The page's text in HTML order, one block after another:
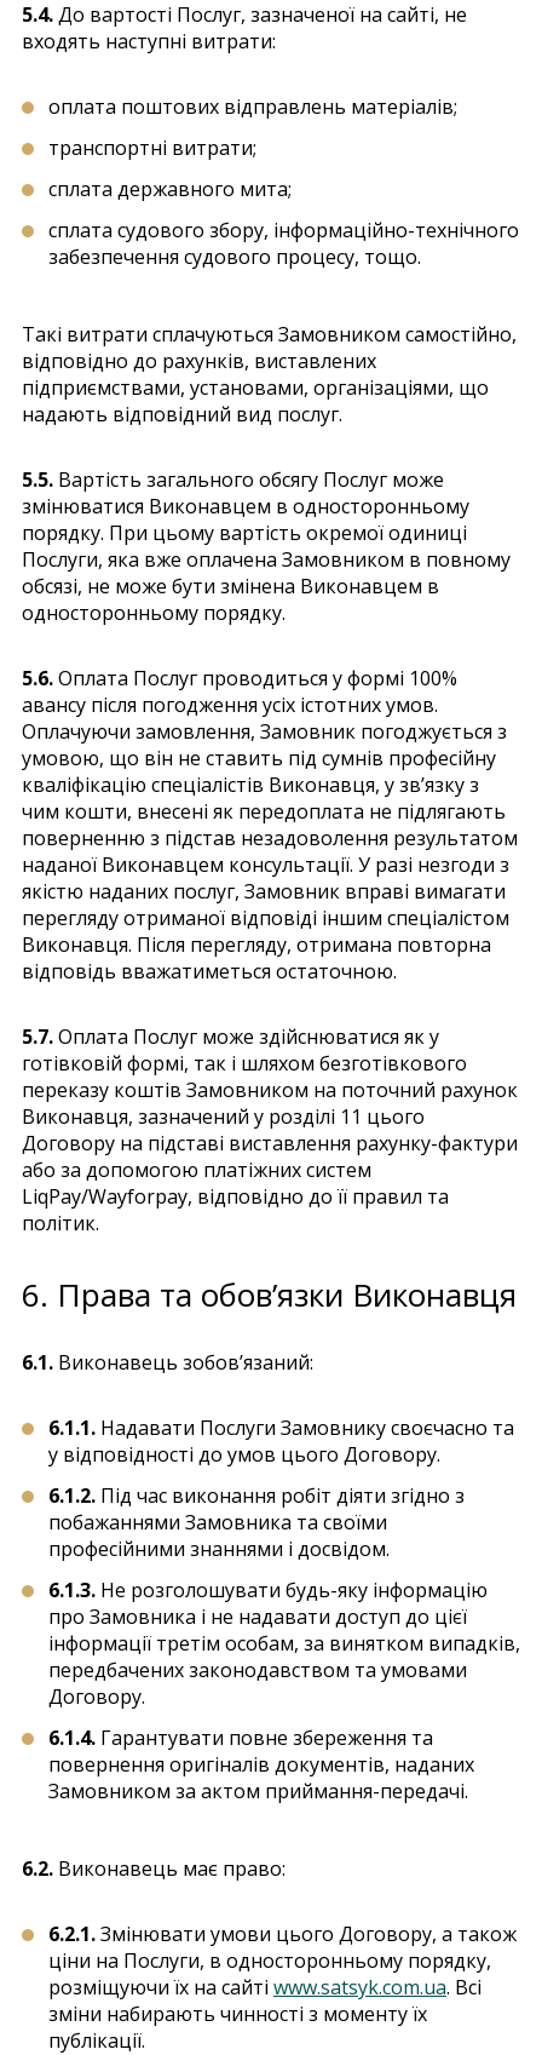
5.4.До вартості Послуг, зазначеної на сайті, не
входять наступні витрати:
оплата поштових відправлень матеріалів;
транспортні витрати;
сплата державного мита;
сплата судового збору, інформаційно-технічного
забезпечення судового процесу, тощо.
Такі витрати сплачуються Замовником самостійно,
відповідно до рахунків, виставлених
підприємствами, установами, організаціями, що
надають відповідний вид послуг.
5.5. Вартість загального обсягу Послуг може
змінюватися Виконавцем в односторонньому
порядку. При цьому вартість окремої одиниці
Послуги, яка вже оплачена Замовником в повному
обсязі, не може бути змінена Виконавцем в
односторонньому порядку.
5.6.Оплата Послуг проводиться у формі 100%
авансу після погодження усіх істотних умов.
Оплачуючи замовлення, Замовник погоджується з
умовою, що він не ставить під сумнів професійну
кваліфікацію спеціалістів Виконавця, у зв’язку з
чим кошти, внесені як передоплата не підлягають
поверненню з підстав незадоволення результатом
наданої Виконавцем консультації. У разі незгоди з
якістю наданих послуг, Замовник вправі вимагати
перегляду отриманої відповіді іншим спеціалістом
Виконавця. Після перегляду, отримана повторна
відповідь вважатиметься остаточною.
5.7.Оплата Послуг може здійснюватися як у
готівковій формі, так і шляхом безготівкового
переказу коштів Замовником на поточний рахунок
Виконавця, зазначений у розділі 11 цього
Договору на підставі виставлення рахунку-фактури
або за допомогою платіжних систем
LiqPay/Wayforpay, відповідно до її правил та
політик.
6. Права та обов’язки Виконавця
6.1. Виконавець зобов’язаний:
6.1.1. Надавати Послуги Замовнику своєчасно та
у відповідності до умов цього Договору.
6.1.2. Під час виконання робіт діяти згідно з
побажаннями Замовника та своїми
професійними знаннями і досвідом.
6.1.3. Не розголошувати будь-яку інформацію
про Замовника і не надавати доступ до цієї
інформації третім особам, за винятком випадків,
передбачених законодавством та умовами
Договору.
6.1.4. Гарантувати повне збереження та
повернення оригіналів документів, наданих
Замовником за актом приймання-передачі.
6.2. Виконавець має право:
6.2.1.Змінювати умови цього Договору, а також
ціни на Послуги, в односторонньому порядку,
розміщуючи їх на сайті www.satsyk.com.ua. Всі
зміни набирають чинності з моменту їх
публікації.